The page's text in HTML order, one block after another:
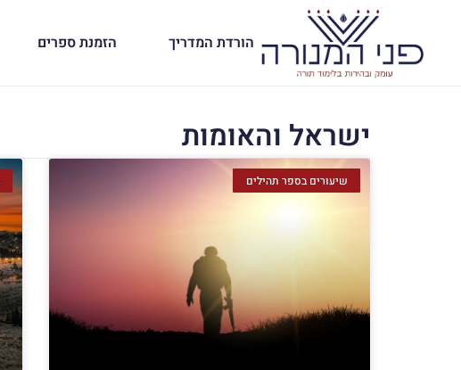
הורדת המדריך הזמנת ספרים
ישראל והאומות
שיעורים בספר תהילים